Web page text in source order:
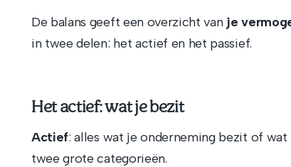
De balans geeft een overzicht van je
in twee delen: het actief en het passief.
Het actief: wat je bezit
Actief: alles wat je onderneming bezit of
twee grote categorieën.